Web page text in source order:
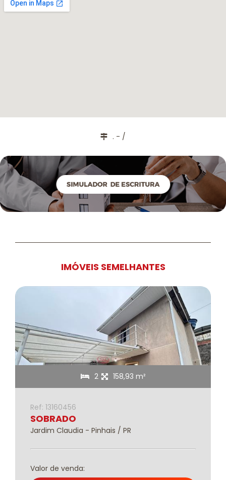
. - /
IMÓVEIS SEMELHANTES
2 158,93 m²
Ref: 13160456
SOBRADO
Jardim Claudia - Pinhais / PR
Valor de venda: